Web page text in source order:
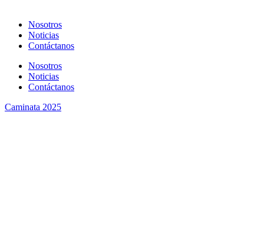
Nosotros
Noticias
Contáctanos
Nosotros
Noticias
Contáctanos
Caminata 2025